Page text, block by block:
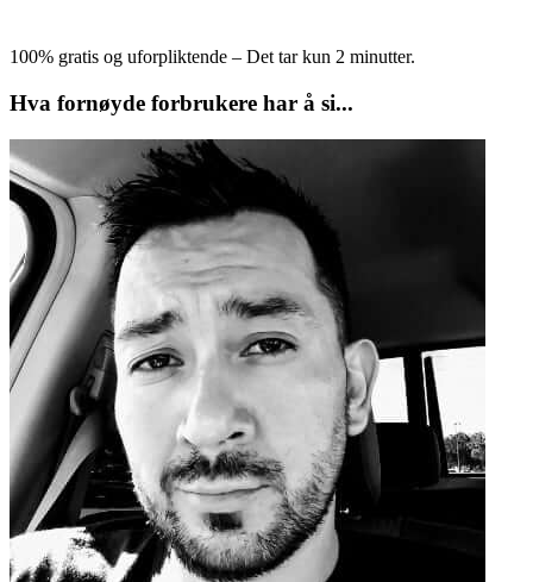
100% gratis og uforpliktende – Det tar kun 2 minutter.
Hva fornøyde forbrukere har å si...